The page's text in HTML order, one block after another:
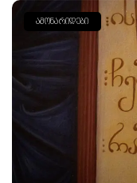
ᲐᲛᲝᲜᲐᲠᲘᲓᲔᲑᲘ